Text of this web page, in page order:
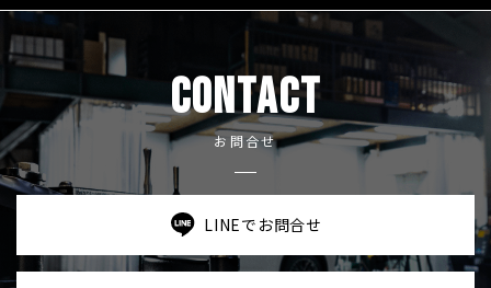
CONTACT
お問合せ
LINEでお問合せ